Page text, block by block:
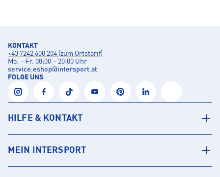
KONTAKT
+43 7242 600 204 (zum Ortstarif)
Mo. – Fr. 08:00 – 20:00 Uhr
service.eshop@intersport.at
FOLGE UNS
HILFE & KONTAKT
MEIN INTERSPORT